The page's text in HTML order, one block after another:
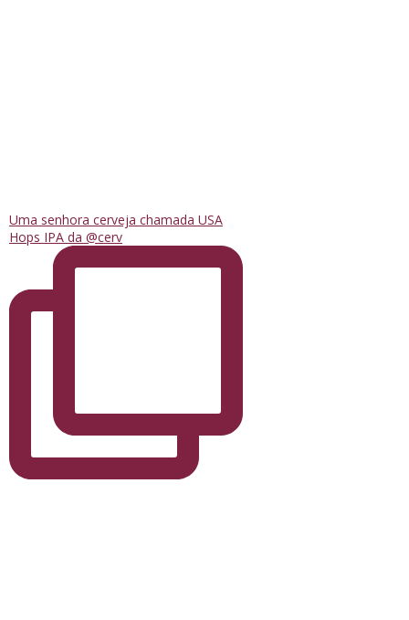
Uma senhora cerveja chamada USA
Hops IPA da @cerv